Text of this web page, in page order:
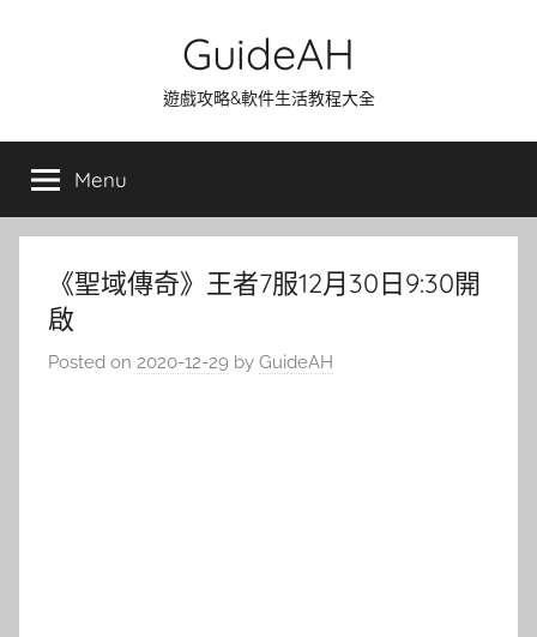
GuideAH
遊戲攻略&軟件生活教程大全
Menu
《聖域傳奇》王者7服12月30日9:30開
啟
Posted on 2020-12-29 by GuideAH